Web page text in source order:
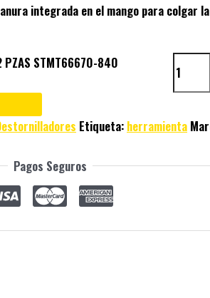
integrada en el mango para colgar la
PZAS STMT66670-840
Etiqueta: herramienta
Pagos Seguros